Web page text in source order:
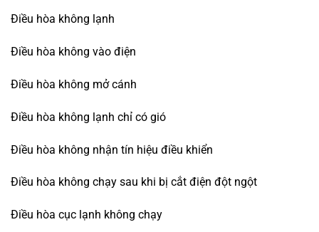
Điều hòa không lạnh
Điều hòa không vào điện
Điều hòa không mở cánh
Điều hòa không lạnh chỉ có gió
Điều hòa không nhận tín hiệu điều khiển
Điều hòa không chạy sau khi bị cắt điện đột ngột
Điều hòa cục lạnh không chạy